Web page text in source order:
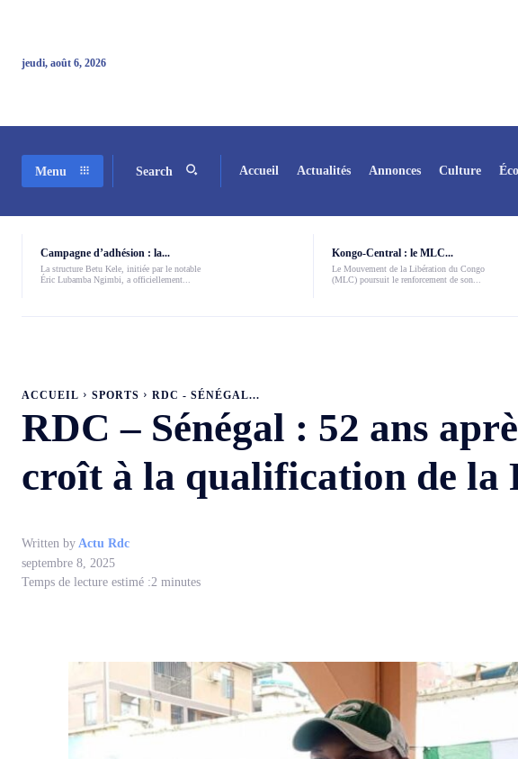
jeudi, août 6, 2026
Menu Search Accueil Actualités Annonces Culture
Campagne d’adhésion : la...
La structure Betu Kele, initiée par le notable
Éric Lubamba Ngimbi, a officiellement...
Kongo-Central : le MLC...
Le Mouvement de la Libération du Congo
(MLC) poursuit le renforcement de son...
ACCUEIL SPORTS RDC - SÉNÉGAL...
RDC – Sénégal : 52 ans
croît à la qualification de la
Written by Actu Rdc
septembre 8, 2025
Temps de lecture estimé :2 minutes